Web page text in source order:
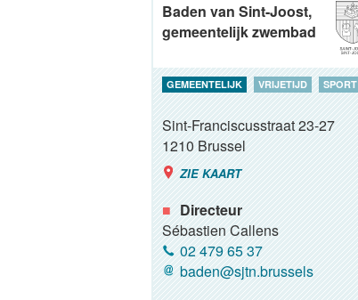
Baden van Sint-Joost,
gemeentelijk zwembad
GEMEENTELIJK VRIJETIJD SPORT
Sint-Franciscusstraat 23-27
1210Brussel
ZIE KAART
Directeur
Sébastien Callens
02 479 65 37
baden@sjtn.brussels